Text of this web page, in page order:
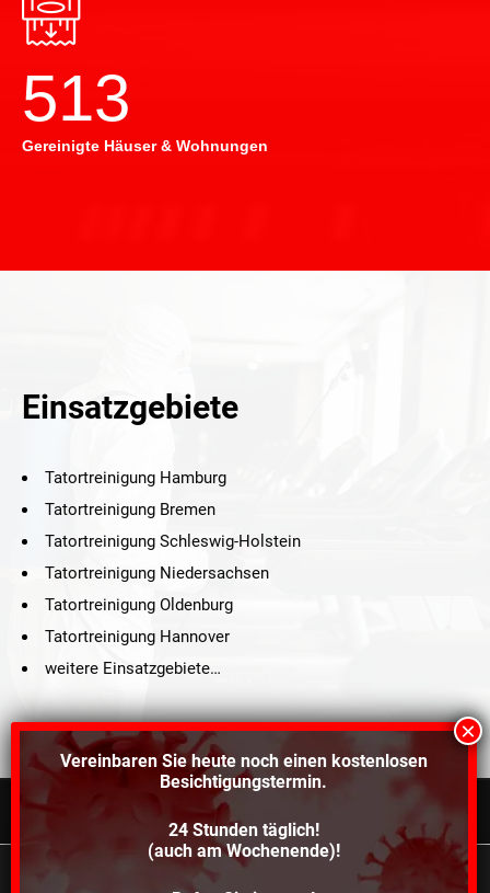
514
Gereinigte Häuser & Wohnungen
Einsatzgebiete
Tatortreinigung Hamburg
Tatortreinigung Bremen
Tatortreinigung Schleswig-Holstein
Tatortreinigung Niedersachsen
Tatortreinigung Oldenburg
Tatortreinigung Hannover
weitere Einsatzgebiete…
©2021 Schröders Service Team Nord, All Rights Reserved.
Schroeder Service Team Nord
Vereinbaren Sie heute noch einen kostenlosen
Besichtigungstermin.
24 Stunden täglich!
(auch am Wochenende)!